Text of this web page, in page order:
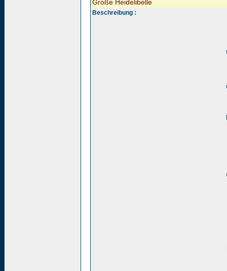
Große Heidelibelle
Beschreibung :